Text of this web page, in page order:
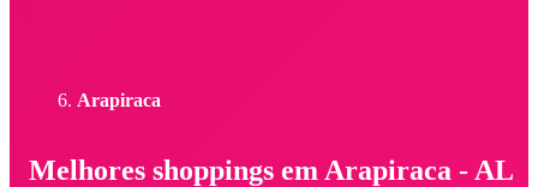
Arapiraca
Melhores shoppings em Arapiraca - AL